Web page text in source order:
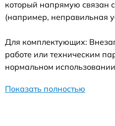
который напрямую связан
(например, неправильная
Для комплектующих:
работе или техническим
нормальном
Показать полностью